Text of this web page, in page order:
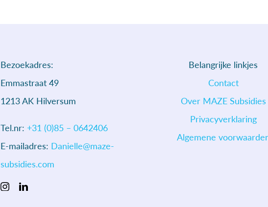
Bezoekadres:
Emmastraat 49
1213 AK Hilversum
Tel.nr: +31 (0)85 – 0642406
E-mailadres: Danielle@maze-
subsidies.com
Belangrijke linkjes
Contact
Over MAZE Subsidies
Privacyverklaring
Algemene